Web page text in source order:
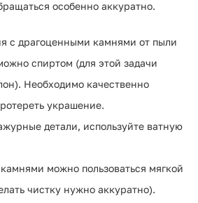
особенно аккуратно.
с драгоценными камнями от пыли
спиртом (для этой задачи
Необходимо качественно
украшение.
детали, используйте ватную
можно пользоваться мягкой
чистку нужно аккуратно).